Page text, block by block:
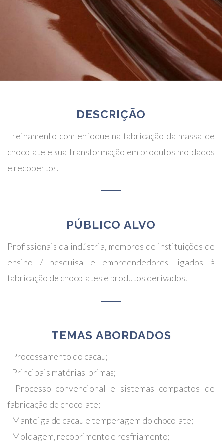
DESCRIÇÃO
Treinamento com enfoque na fabricação da massa de
chocolate e sua transformação em produtos moldados
e recobertos.
PÚBLICO ALVO
Profissionais da indústria, membros de instituições de
ensino / pesquisa e empreendedores ligados à
fabricação de chocolates e produtos derivados.
TEMAS ABORDADOS
- Processamento do cacau;
- Principais matérias-primas;
- Processo convencional e sistemas compactos de
fabricação de chocolate;
- Manteiga de cacau e temperagem do chocolate;
- Moldagem, recobrimento e resfriamento;